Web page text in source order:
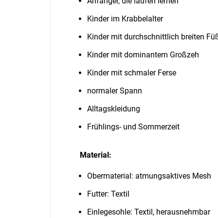
Kinder im Krabbelalter
Kinder mit durchschnittlich breiten
Kinder mit dominantem Großzeh
Kinder mit schmaler Ferse
normaler Spann
Alltagskleidung
Frühlings- und Sommerzeit
Material:
Obermaterial: atmungsaktives Mesh
Futter: Textil
Einlegesohle: Textil, herausnehmbar